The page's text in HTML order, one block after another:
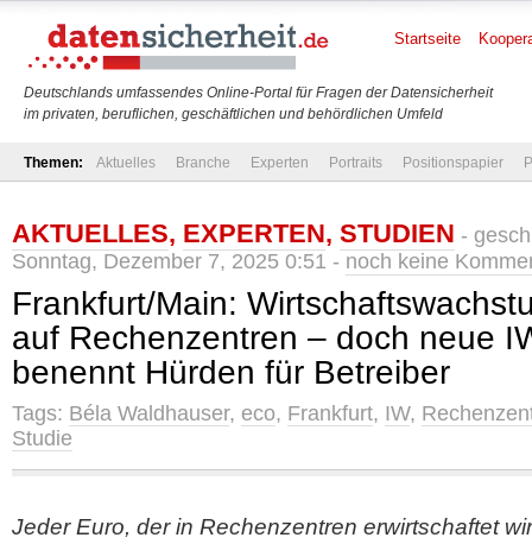
Deutschlands umfassendes Online-Portal für Fragen der Datensicherheit
im privaten, beruflichen, geschäftlichen und behördlichen Umfeld
Startseite
Themen: Aktuelles Branche Experten Portraits Positionspapier
AKTUELLES, EXPERTEN, STUDIEN -
Sonntag, Dezember 7, 2025 0:51 - noch keine
Frankfurt/Main:
auf Rechenzentren – doch neue
benennt Hürden für Betreiber
Tags: Béla Waldhauser, eco, Frankfurt, IW,
Studie
Jeder Euro, der in Rechenzentren erwirtschaftet